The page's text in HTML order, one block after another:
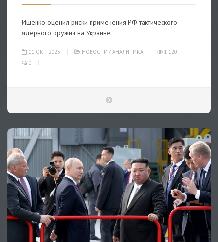
Ищенко оценил риски применения РФ тактического
ядерного оружия на Украине.
11-ОКТ-2023 НОВОСТИ / АНАЛИТИКА
1 120
0